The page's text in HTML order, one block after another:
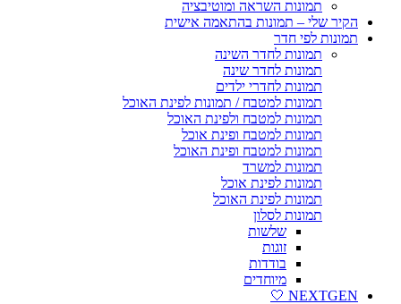
תמונות השראה ומוטיבציה
הקיר שלי – תמונות בהתאמה אישית
תמונות לפי חדר
תמונות לחדר השינה
תמונות לחדר שינה
תמונות לחדרי ילדים
תמונות למטבח / תמונות לפינת האוכל
תמונות למטבח ולפינת האוכל
תמונות למטבח ופינת אוכל
תמונות למטבח ופינת האוכל
תמונות למשרד
תמונות לפינת אוכל
תמונות לפינת האוכל
תמונות לסלון
שלשות
זוגות
בודדות
מיוחדים
NEXTGEN 🤍